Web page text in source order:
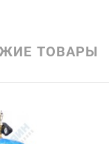
ТОВАРЫ